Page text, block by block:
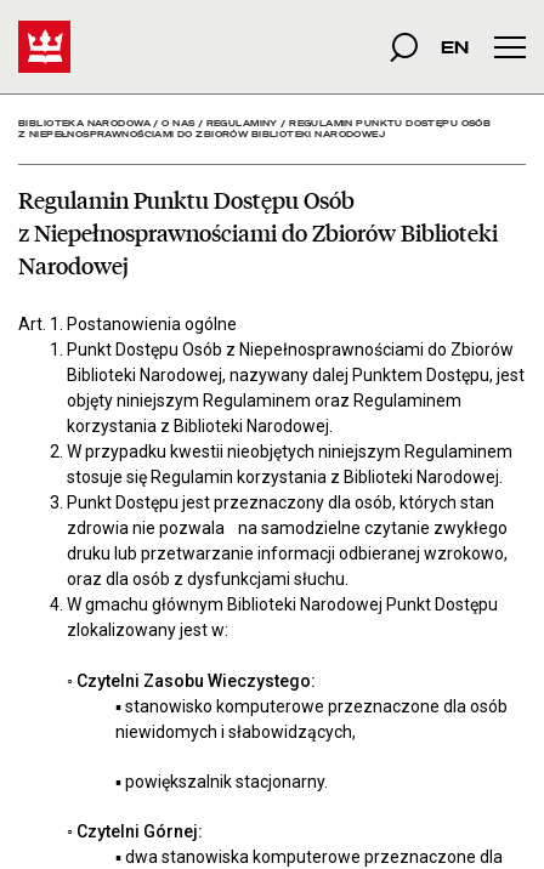
Regulamin Punktuszukana fraza
Szukaj
EN
BIBLIOTEKA NARODOWA/O NAS/ REGULAMINY /REGULAMIN PUNKTU DOSTĘPU OSÓB
Z NIEPEŁNOSPRAWNOŚCIAMI DO ZBIORÓW BIBLIOTEKI NARODOWEJ
Regulamin Punktu Dostępu Osób
z Niepełnosprawnościami do Zbiorów Biblioteki
Narodowej
Art. 1. Postanowienia ogólne
Punkt Dostępu Osób z Niepełnosprawnościami do Zbiorów
Biblioteki Narodowej, nazywany dalej Punktem Dostępu, jest
objęty niniejszym Regulaminem oraz Regulaminem
korzystania z Biblioteki Narodowej.
W przypadku kwestii nieobjętych niniejszym Regulaminem
stosuje się Regulamin korzystania z Biblioteki Narodowej.
Punkt Dostępu jest przeznaczony dla osób, których stan
zdrowia nie pozwala na samodzielne czytanie zwykłego
druku lub przetwarzanie informacji odbieranej wzrokowo,
oraz dla osób z dysfunkcjami słuchu.
W gmachu głównym Biblioteki Narodowej Punkt Dostępu
zlokalizowany jest w:
◦ Czytelni Zasobu Wieczystego:
▪ stanowisko komputerowe przeznaczone dla osób
niewidomych i słabowidzących,
▪ powiększalnik stacjonarny.
◦ Czytelni Górnej:
▪ dwa stanowiska komputerowe przeznaczone dla